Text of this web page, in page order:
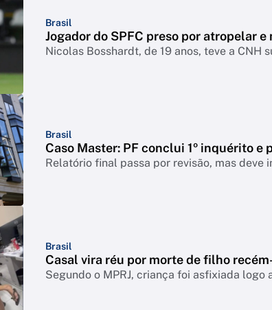
Brasil
Jogador do SPFC preso por atropelar
Nicolas Bosshardt, de 19 anos, teve a
Brasil
Caso Master: PF conclui 1º inquérito
Relatório final passa por revisão, mas
Brasil
Casal vira réu por morte de filho
Segundo o MPRJ, criança foi asfixiada